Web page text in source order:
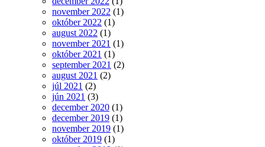
november 2022 (1)
október 2022 (1)
august 2022 (1)
november 2021 (1)
október 2021 (1)
september 2021 (2)
august 2021 (2)
júl 2021 (2)
jún 2021 (3)
december 2020 (1)
december 2019 (1)
november 2019 (1)
október 2019 (1)